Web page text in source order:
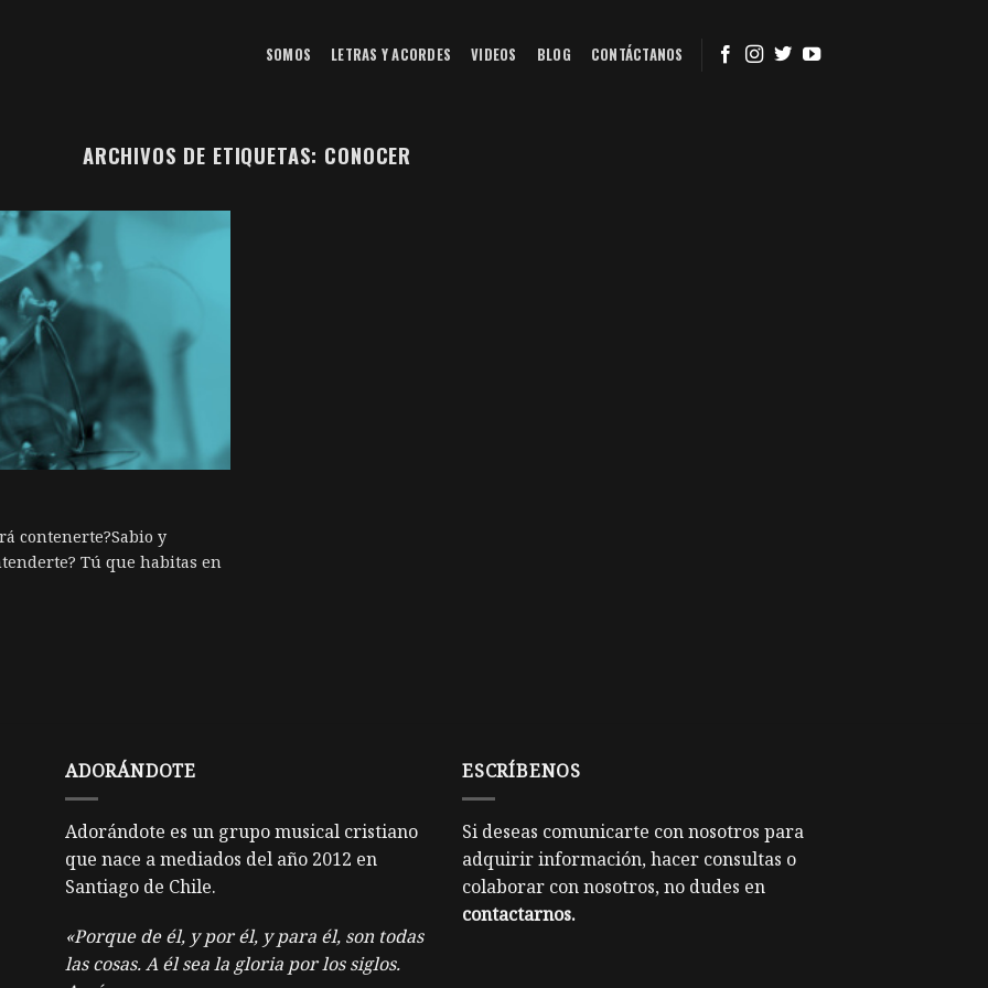
SOMOS LETRAS Y ACORDES VIDEOS BLOG CONTÁCTANOS
ARCHIVOS DE ETIQUETAS: CONOCER
contenerte?Sabio y
Tú que habitas en
ADORÁNDOTE
Adorándote es un grupo musical cristiano
que nace a mediados del año 2012 en
Santiago de Chile.
«Porque de él, y por él, y para él, son todas
las cosas. A él sea la gloria por los siglos.
ESCRÍBENOS
Si deseas comunicarte con nosotros para
adquirir información, hacer consultas o
colaborar con nosotros, no dudes en
contactarnos.